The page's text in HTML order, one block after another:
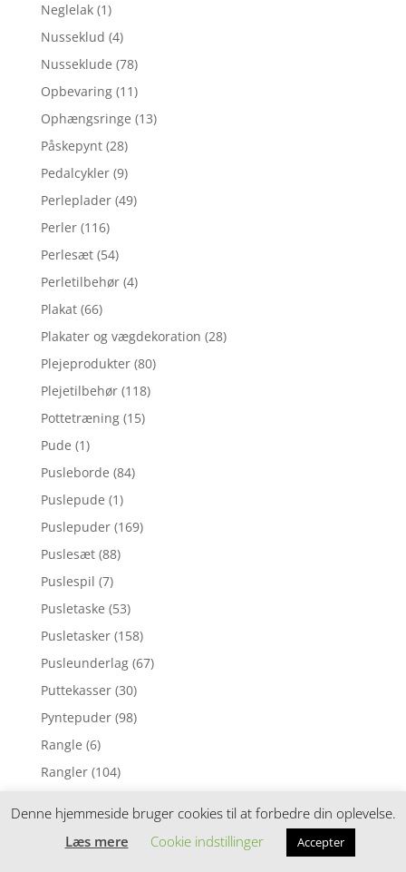
Neglelak (1)
Nusseklud (4)
Nusseklude (78)
Opbevaring (11)
Ophængsringe (13)
Påskepynt (28)
Pedalcykler (9)
Perleplader (49)
Perler (116)
Perlesæt (54)
Perletilbehør (4)
Plakat (66)
Plakater og vægdekoration (28)
Plejeprodukter (80)
Plejetilbehør (118)
Pottetræning (15)
Pude (1)
Pusleborde (84)
Puslepude (1)
Puslepuder (169)
Puslesæt (88)
Puslespil (7)
Pusletaske (53)
Pusletasker (158)
Pusleunderlag (67)
Puttekasser (30)
Pyntepuder (98)
Rangle (6)
Rangler (104)
Regntøj
Reoler (19)
Denne hjemmeside bruger cookies til at forbedre din oplevelse.
Læs mere
Cookie indstillinger Accepter